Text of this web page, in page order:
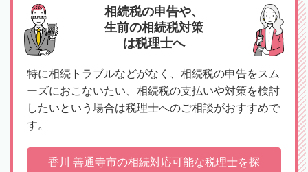
相続税の申告や、
生前の相続税対策
は税理士へ
特に相続トラブルなどがなく、相続税の申告をスム
ーズにおこないたい、相続税の支払いや対策を検討
したいという場合は税理士へのご相談がおすすめで
す。
香川 善通寺市の相続対応可能な税理士を探